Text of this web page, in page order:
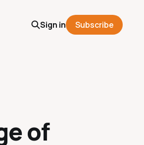
Sign in Subscribe
of